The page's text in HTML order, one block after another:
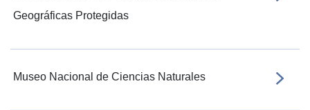
Geográficas Protegidas
Museo Nacional de Ciencias Naturales